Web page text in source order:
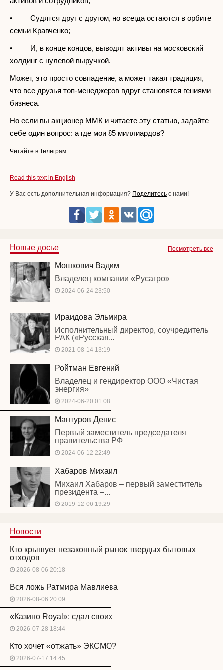
• Судятся друг с другом, но всегда остаются в орбите
семьи Кравченко;
• И, в конце концов, выводят активы на московский
холдинг с нулевой выручкой.
Может, это просто совпадение, а может такая традиция,
что все друзья топ-менеджеров вдруг становятся гениями
бизнеса.
Но если вы акционер ММК и читаете эту статью, задайте
себе один вопрос: а где мои 85 миллиардов?
Читайте в Телеграм
Read this text in English
У Вас есть дополнительная информация? Поделитесь с нами!
Посмотреть все
Новые досье
Мошкович Вадим
Владелец компании «Русагро»
2024-06-24 23:50
Ираидова Эльмира
Исполнительный директор, соучредитель
РАК («Русская...
2021-08-14 13:19
Ройтман Евгений
Владелец и гендиректор ООО «Чистая
энергия»
2024-06-20 01:08
Мантуров Денис
Первый заместитель председателя
правительства РФ
2024-06-12 22:49
Хабаров Михаил
Михаил Хабаров – первый заместитель
президента –...
2019-12-06 19:29
Новости
Кто крышует незаконный рынок твердых бытовых
отходов
2026-08-06 20:18
Вся ложь Ратмира Мавлиева
2026-08-06 20:09
«Казино Royal»: сдал своих
2026-07-28 18:44
Кто хочет «отжать» ЭКСМО?
2026-07-17 14:45